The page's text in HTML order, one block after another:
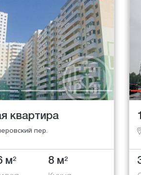
квартира
пер.
м2 8 м2